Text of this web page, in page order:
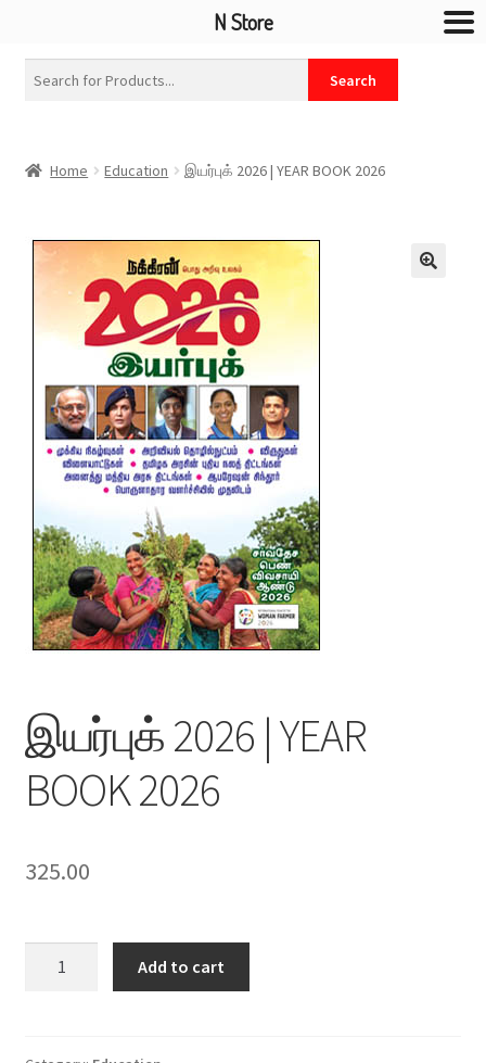
Home Education இயர்புக் 2026 | YEAR BOOK 2026
இயர்புக் 2026 | YEAR
BOOK 2026
325.00
Add to cart
N Store